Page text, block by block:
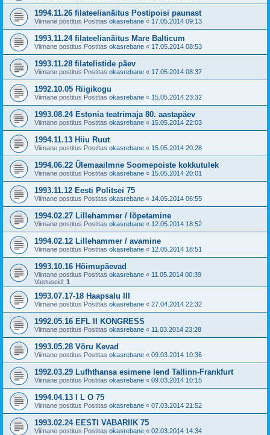
1994.11.26 filateelianäitus Postipoisi paunast
Viimane postitus Postitas okasrebane « 17.05.2014 09:13
1993.11.24 filateelianäitus Mare Balticum
Viimane postitus Postitas okasrebane « 17.05.2014 08:53
1993.11.28 filatelistide päev
Viimane postitus Postitas okasrebane « 17.05.2014 08:37
1992.10.05 Riigikogu
Viimane postitus Postitas okasrebane « 15.05.2014 23:32
1993.08.24 Estonia teatrimaja 80. aastapäev
Viimane postitus Postitas okasrebane « 15.05.2014 22:03
1994.11.13 Hiiu Ruut
Viimane postitus Postitas okasrebane « 15.05.2014 20:28
1994.06.22 Ülemaailmne Soomepoiste kokkutulek
Viimane postitus Postitas okasrebane « 15.05.2014 20:01
1993.11.12 Eesti Politsei 75
Viimane postitus Postitas okasrebane « 14.05.2014 06:55
1994.02.27 Lillehammer / lõpetamine
Viimane postitus Postitas okasrebane « 12.05.2014 18:52
1994.02.12 Lillehammer / avamine
Viimane postitus Postitas okasrebane « 12.05.2014 18:51
1993.10.16 Hõimupäevad
Viimane postitus Postitas okasrebane « 11.05.2014 00:39
Vastuseid: 1
1993.07.17-18 Haapsalu III
Viimane postitus Postitas okasrebane « 27.04.2014 22:32
1992.05.16 EFL II KONGRESS
Viimane postitus Postitas okasrebane « 11.03.2014 23:28
1993.05.28 Võru Kevad
Viimane postitus Postitas okasrebane « 09.03.2014 10:36
1992.03.29 Lufhthansa esimene lend Tallinn-Frankfurt
Viimane postitus Postitas okasrebane « 09.03.2014 10:15
1994.04.13 I L O 75
Viimane postitus Postitas okasrebane « 07.03.2014 21:52
1993.02.24 EESTI VABARIIK 75
Viimane postitus Postitas okasrebane « 02.03.2014 14:34